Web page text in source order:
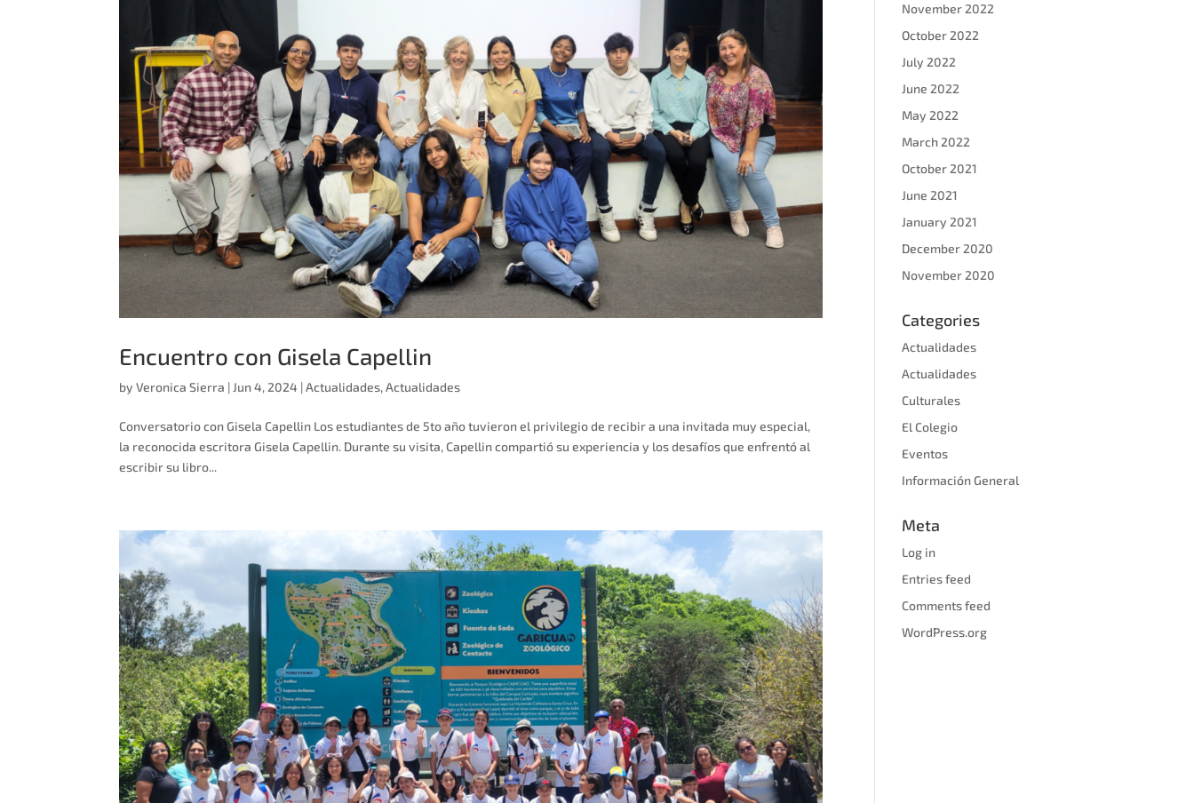
Encuentro con Gisela Capellin
byVeronica Sierra | Jun 4, 2024 |Actualidades,Actualidades
Conversatorio con Gisela Capellin Los estudiantes de 5to año tuvieron el privilegio de recibir a una invitada muy especial,
la reconocida escritora Gisela Capellin. Durante su visita, Capellin compartió su experiencia y los desafíos que enfrentó al
escribir su libro...
November 2022
October 2022
July 2022
June 2022
May 2022
March 2022
October 2021
June 2021
January 2021
December 2020
November 2020
Categories
Actualidades
Actualidades
Culturales
El Colegio
Eventos
Información General
Meta
Log in
Entries feed
Comments feed
WordPress.org